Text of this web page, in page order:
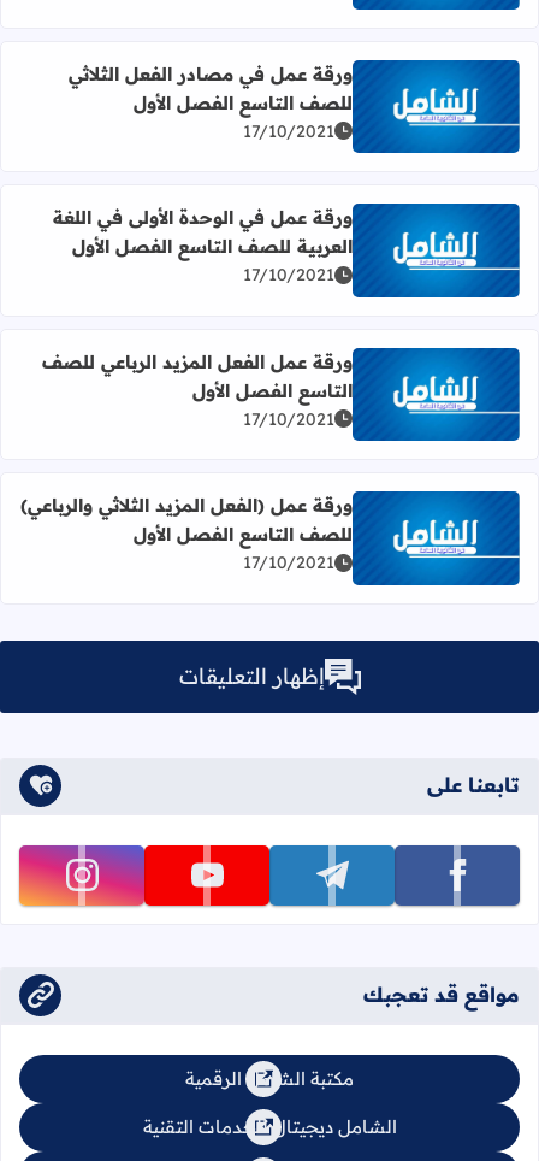
اقرأ المزيد عن ورقة عمل في مصادر الفعل الثلاثي للصف
ورقة عمل في مصادر الفعل الثلاثي
للصف التاسع الفصل الأول
17/10/2021
اقرأ المزيد عن ورقة عمل في الوحدة الأولى في اللغة
ورقة عمل في الوحدة الأولى في اللغة
العربية للصف التاسع الفصل الأول
17/10/2021
اقرأ المزيد عن ورقة عمل الفعل المزيد الرباعي للصف
ورقة عمل الفعل المزيد الرباعي للصف
التاسع الفصل الأول
17/10/2021
اقرأ المزيد عن ورقة عمل (الفعل المزيد الثلاثي والرباعي)
ورقة عمل (الفعل المزيد الثلاثي والرباعي)
للصف التاسع الفصل الأول
17/10/2021
إظهار التعليقات
تابعنا على
تابعنا على facebook تابعنا على telegram تابعنا على youtube تابعنا على instagram
مواقع قد تعجبك
مكتبة الشامل الرقمية
الشامل ديجيتال للخدمات التقنية